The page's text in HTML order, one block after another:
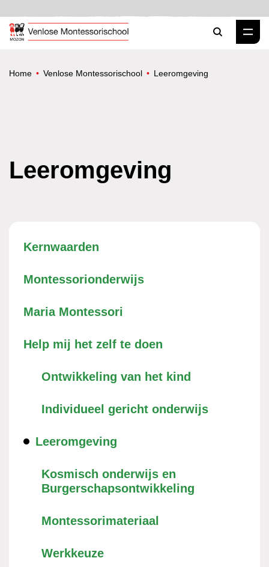
Zoeken
Home Venlose Montessorischool Leeromgeving
Leeromgeving
Kernwaarden
Montessorionderwijs
Maria Montessori
Help mij het zelf te doen
Ontwikkeling van het kind
Individueel gericht onderwijs
Leeromgeving
Kosmisch onderwijs en
Burgerschapsontwikkeling
Montessorimateriaal
Werkkeuze